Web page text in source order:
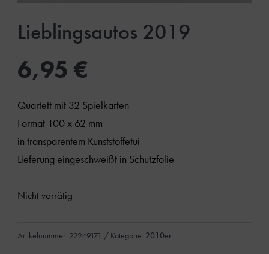
Lieblingsautos 2019
6,95€
Quartett mit 32 Spielkarten
Format 100 x 62 mm
in transparentem Kunststoffetui
Lieferung eingeschweißt in Schutzfolie
Nicht vorrätig
Artikelnummer: 22249171 Kategorie: 2010er